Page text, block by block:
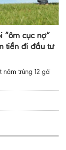
cục nợ”
tiền đi đầu tư
năm trúng 12 gói